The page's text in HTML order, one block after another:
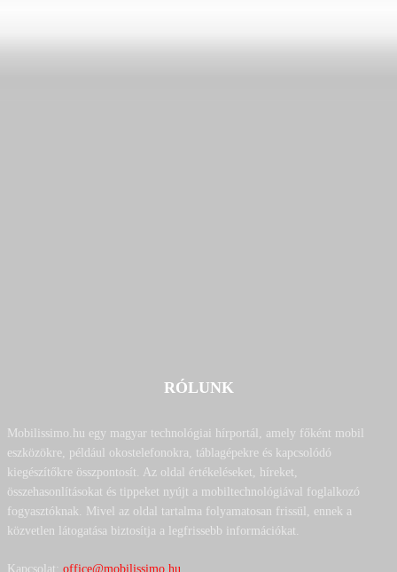
RÓLUNK
Mobilissimo.hu egy magyar technológiai hírportál, amely főként mobil
eszközökre, például okostelefonokra, táblagépekre és kapcsolódó
kiegészítőkre összpontosít. Az oldal értékeléseket, híreket,
összehasonlításokat és tippeket nyújt a mobiltechnológiával foglalkozó
fogyasztóknak. Mivel az oldal tartalma folyamatosan frissül, ennek a
közvetlen látogatása biztosítja a legfrissebb információkat.
Kapcsolat: office@mobilissimo.hu